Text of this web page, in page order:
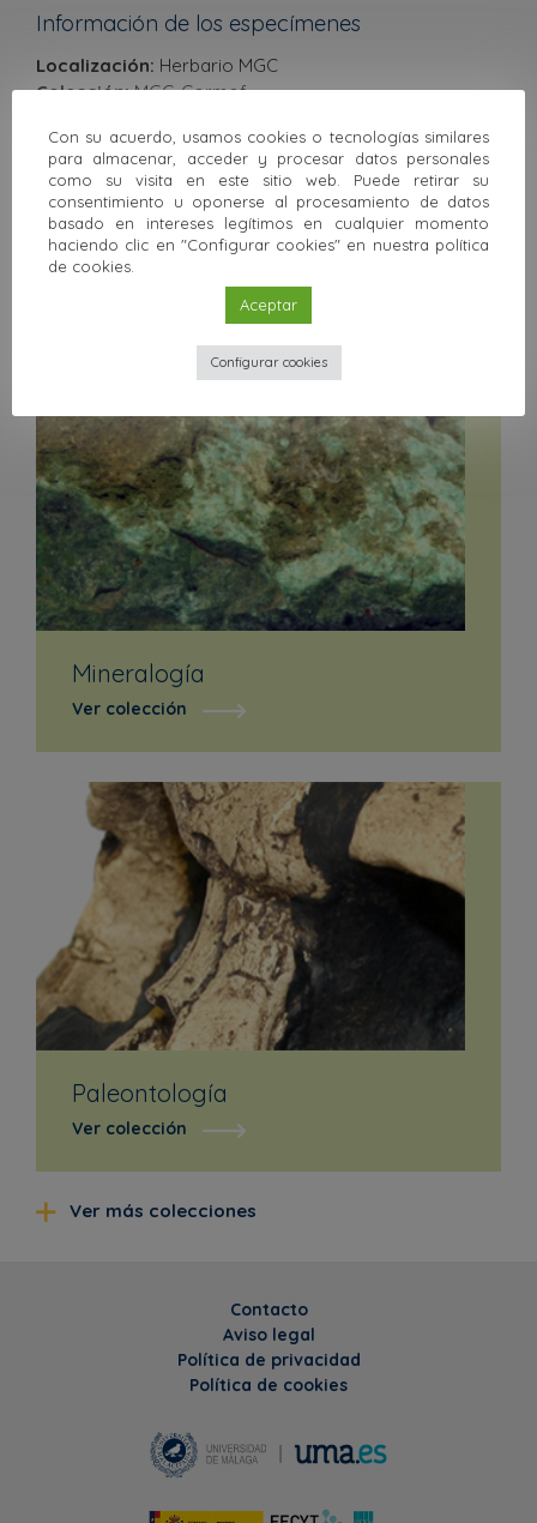
Información de los especímenes
Localización: Herbario MGC
Colección:MGC-Cormof
Anterior Siguiente
Volver a la colección
Otras colecciones
Mineralogía
Ver colección
Paleontología
Ver colección
Ver más colecciones
Contacto
Aviso legal
Política de privacidad
Política de cookies
Con su acuerdo, usamos cookies o tecnologías similares
para almacenar, acceder y procesar datos personales
como su visita en este sitio web. Puede retirar su
consentimiento u oponerse al procesamiento de datos
basado en intereses legítimos en cualquier momento
haciendo clic en "Configurar cookies" en nuestra política
de cookies.
Aceptar
Configurar cookies